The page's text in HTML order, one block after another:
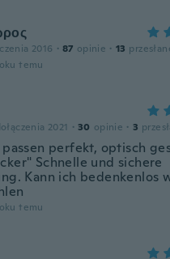
2016 · 87 opinie · 13
temu
2021 · 30 opinie · 3
perfekt, optisch
Schnelle und sichere
Kann ich bedenkenlos
temu